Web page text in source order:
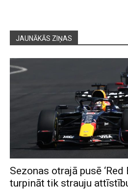
JAUNĀKĀS ZIŅAS
Sezonas otrajā pusē ‘Red
turpināt tik strauju